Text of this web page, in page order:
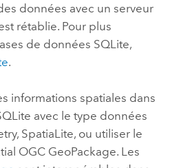
données avec un serveur
rétablie. Pour plus
de données SQLite,
.
informations spatiales dans
avec le type données
SpatiaLite, ou utiliser le
OGC GeoPackage. Les